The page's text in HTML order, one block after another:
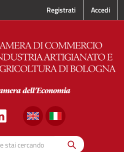
Registrati Accedi
Cerca